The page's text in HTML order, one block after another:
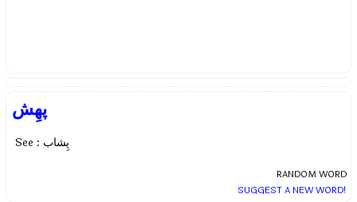
پھِش
See : پِشاب
RANDOM WORD
SUGGEST A NEW WORD!